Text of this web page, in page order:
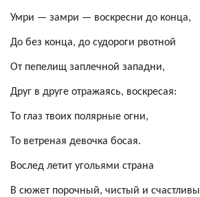
Умри — замри — воскресни до конца,
До без конца, до судороги рвотной
От пепелищ заплечной западни,
Друг в друге отражаясь, воскресая:
То глаз твоих полярные огни,
То ветреная девочка босая.
Вослед летит угольями страна
В сюжет порочный, чистый и